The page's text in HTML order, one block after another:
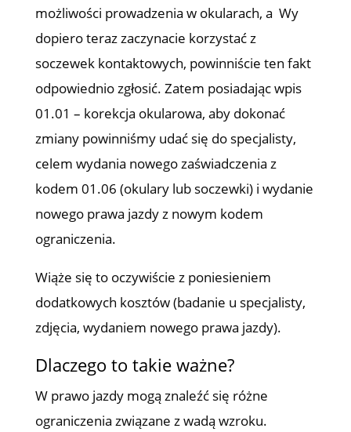
możliwości prowadzenia w okularach, a Wy
dopiero teraz zaczynacie korzystać z
soczewek kontaktowych, powinniście ten fakt
odpowiednio zgłosić. Zatem posiadając wpis
01.01 – korekcja okularowa, aby dokonać
zmiany powinniśmy udać się do specjalisty,
celem wydania nowego zaświadczenia z
kodem 01.06 (okulary lub soczewki) i wydanie
nowego prawa jazdy z nowym kodem
ograniczenia.
Wiąże się to oczywiście z poniesieniem
dodatkowych kosztów (badanie u specjalisty,
zdjęcia, wydaniem nowego prawa jazdy).
Dlaczego to takie ważne?
W prawo jazdy mogą znaleźć się różne
ograniczenia związane z wadą wzroku.